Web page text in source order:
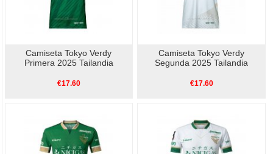
Camiseta Tokyo Verdy
Primera 2025 Tailandia
€17.60
Camiseta Tokyo Verdy
Segunda 2025 Tailandia
€17.60